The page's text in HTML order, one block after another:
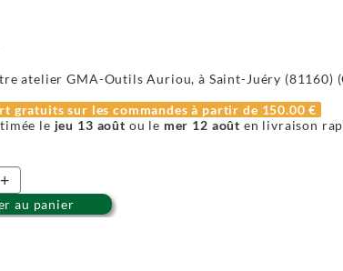
atelier GMA-Outils Auriou, à Saint-Juéry (81160)
gratuits sur les commandes à partir de 150.00 €
le jeu 13 août ou le mer 12 août en livraison
+
au panier